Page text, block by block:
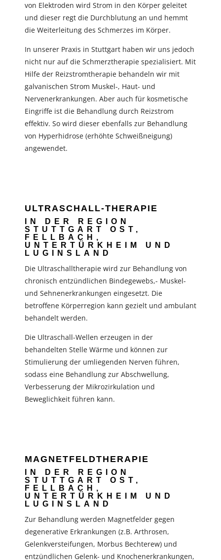
von Elektroden wird Strom in den Körper geleitet
und dieser regt die Durchblutung an und hemmt
die Weiterleitung des Schmerzes im Körper.
In unserer Praxis in Stuttgart haben wir uns jedoch
nicht nur auf die Schmerztherapie spezialisiert. Mit
Hilfe der Reizstromtherapie behandeln wir mit
galvanischen Strom Muskel-, Haut- und
Nervenerkrankungen. Aber auch für kosmetische
Eingriffe ist die Behandlung durch Reizstrom
effektiv. So wird dieser ebenfalls zur Behandlung
von Hyperhidrose (erhöhte Schweißneigung)
angewendet.
ULTRASCHALL-THERAPIE
IN DER REGION
STUTTGART OST,
FELLBACH,
UNTERTÜRKHEIM UND
LUGINSLAND
Die Ultraschalltherapie wird zur Behandlung von
chronisch entzündlichen Bindegewebs,- Muskel-
und Sehnenerkrankungen eingesetzt. Die
betroffene Körperregion kann gezielt und ambulant
behandelt werden.
Die Ultraschall-Wellen erzeugen in der
behandelten Stelle Wärme und können zur
Stimulierung der umliegenden Nerven führen,
sodass eine Behandlung zur Abschwellung,
Verbesserung der Mikrozirkulation und
Beweglichkeit führen kann.
MAGNETFELDTHERAPIE
IN DER REGION
STUTTGART OST,
FELLBACH,
UNTERTÜRKHEIM UND
LUGINSLAND
Zur Behandlung werden Magnetfelder gegen
degenerative Erkrankungen (z.B. Arthrosen,
Gelenkversteifungen, Morbus Bechterew) und
entzündlichen Gelenk- und Knochenerkrankungen,